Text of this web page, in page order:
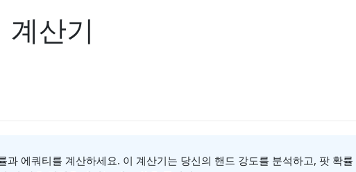
계산기
과 에쿼티를 계산하세요. 이 계산기는 당신의 핸드 강도를 분석하고, 팟 확률